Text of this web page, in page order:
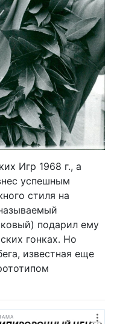
Игр 1968 г., а
успешным
стиля на
подарил ему
гонках. Но
известная еще